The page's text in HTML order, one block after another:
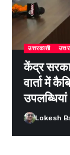
उत्तरकाशी
केंद्र
वार्ता में
उपलब्धियां
Lokesh